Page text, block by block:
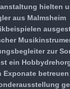
hielten
aus Malmsheim
zur
ein
Exponate